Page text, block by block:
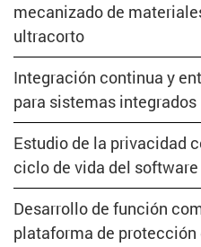
mecanizado de
ultracorto
Integración continua y
para sistemas integrados
Estudio de la privacidad
ciclo de vida del software
Desarrollo de función
plataforma de